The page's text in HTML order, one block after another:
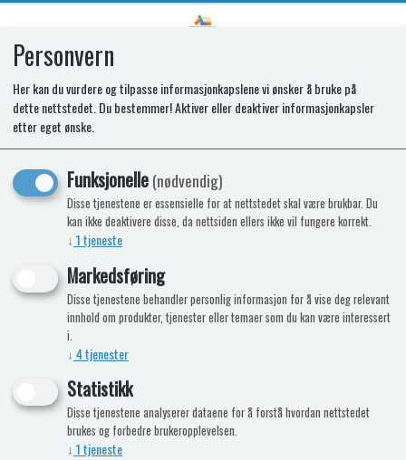
SYLVANIAN MOTELEKESETT MED
KARAMELLHUND - 5541
? Med karamellhund-figur
? Med skohylle, kleshengere, klær, vesker,
sko og annet tilbehør.
Kampanje Nyhet
Personvern
Her kan du vurdere og tilpasse informasjonkapslene vi ønsker å bruke på
dette nettstedet. Du bestemmer! Aktiver eller deaktiver informasjonkapsler
etter eget ønske.
Funksjonelle(nødvendig)
Disse tjenestene er essensielle for at nettstedet skal være brukbar. Du
kan ikke deaktivere disse, da nettsiden ellers ikke vil fungere korrekt.
↓ 1tjeneste
Markedsføring
Disse tjenestene behandler personlig informasjon for å vise deg relevant
innhold om produkter, tjenester eller temaer som du kan være interessert
i.
↓ 4tjenester
Statistikk
Disse tjenestene analyserer dataene for å forstå hvordan nettstedet
brukes og forbedre brukeropplevelsen.
↓ 1tjeneste